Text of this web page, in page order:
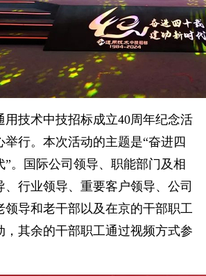
用技术中技招标成立40周年纪念活
举行。本次活动的主题是“奋进四
”。国际公司领导、职能部门及相
、行业领导、重要客户领导、公司
领导和老干部以及在京的干部职工
，其余的干部职工通过视频方式参